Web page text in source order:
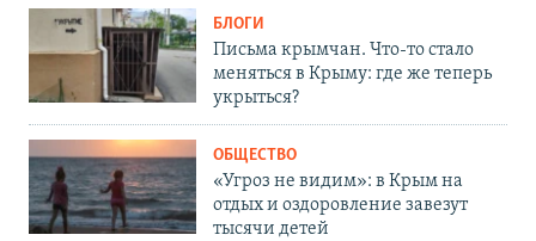
БЛОГИ
Письма крымчан. Что-то стало
меняться в Крыму: где же теперь
укрыться?
ОБЩЕСТВО
«Угроз не видим»: в Крым на
отдых и оздоровление завезут
тысячи детей